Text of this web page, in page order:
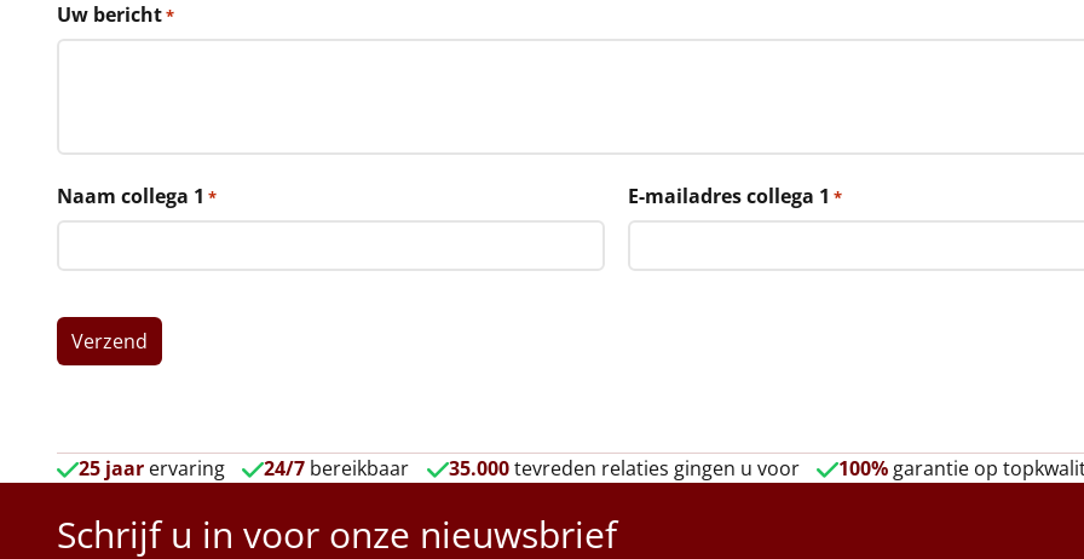
Uw bericht*
Naam collega 1 * E-mailadres collega 1 *
25 jaar ervaring 24/7 bereikbaar 35.000tevreden relaties gingen u voor 100%garantie op
Schrijf u in voor onze nieuwsbrief